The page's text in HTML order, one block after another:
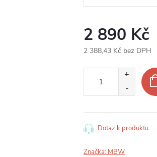
2 890 Kč
2 388,43 Kč bez DPH
Dotaz k produktu
Značka: MBW